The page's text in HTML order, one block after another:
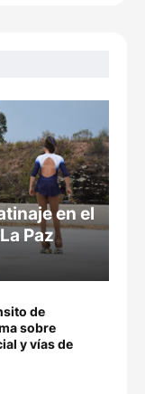
en el
Paz
de
sobre
y vías de